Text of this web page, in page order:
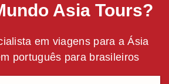
Asia Tours?
em viagens para a Ásia
português para brasileiros